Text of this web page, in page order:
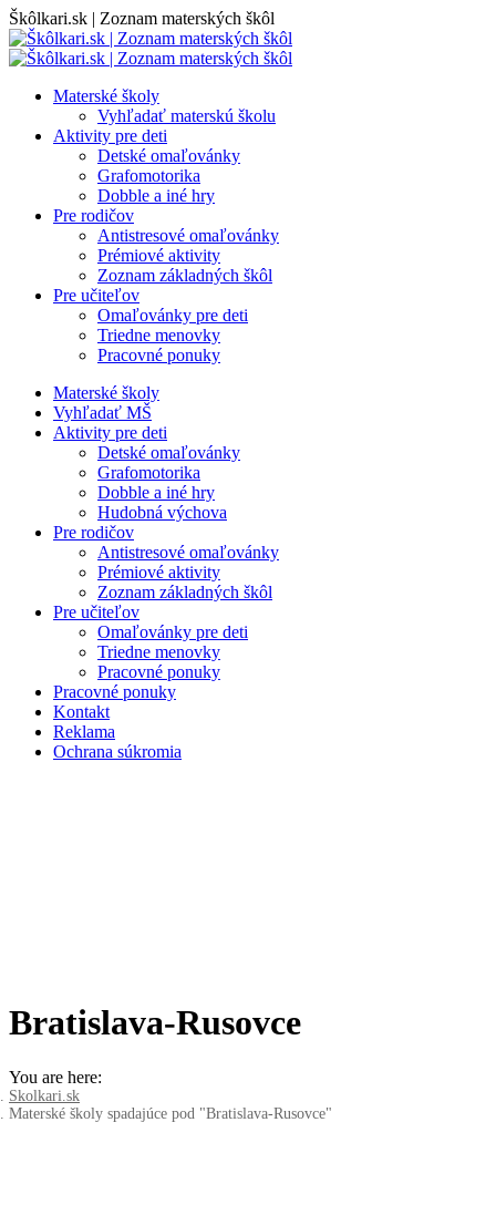
Skip
to
content
Škôlkari.sk | Zoznam materských škôl
Materské školy
Vyhľadať materskú školu
Aktivity pre deti
Detské omaľovánky
Grafomotorika
Dobble a iné hry
Pre rodičov
Antistresové omaľovánky
Prémiové aktivity
Zoznam základných škôl
Pre učiteľov
Omaľovánky pre deti
Triedne menovky
Pracovné ponuky
Materské školy
Vyhľadať MŠ
Aktivity pre deti
Detské omaľovánky
Grafomotorika
Dobble a iné hry
Hudobná výchova
Pre rodičov
Antistresové omaľovánky
Prémiové aktivity
Zoznam základných škôl
Pre učiteľov
Omaľovánky pre deti
Triedne menovky
Pracovné ponuky
Pracovné ponuky
Kontakt
Reklama
Ochrana súkromia
Bratislava-Rusovce
You are here:
Skolkari.sk
Materské školy spadajúce pod "Bratislava-Rusovce"